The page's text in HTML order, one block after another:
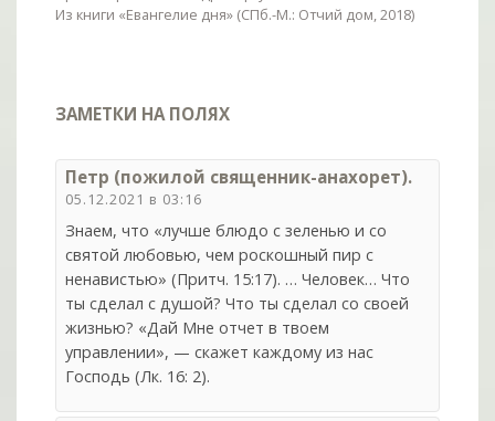
Из книги «Евангелие дня» (СПб.-М.: Отчий дом, 2018)
ЗАМЕТКИ НА ПОЛЯХ
Петр (пожилой священник-анахорет).
05.12.2021 в 03:16
Знаем, что «лучше блюдо с зеленью и со
святой любовью, чем роскошный пир с
ненавистью» (Притч. 15:17). … Человек… Что
ты сделал с душой? Что ты сделал со своей
жизнью? «Дай Мне отчет в твоем
управлении», — скажет каждому из нас
Господь (Лк. 16: 2).